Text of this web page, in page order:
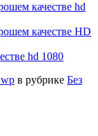
качестве hd
качестве HD
hd 1080
в рубрике Без